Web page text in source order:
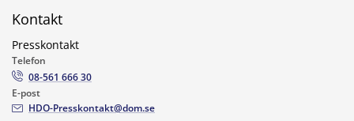
Kontakt
Presskontakt
Telefon
08-561 666 30
E-post
HDO-Presskontakt@dom.se